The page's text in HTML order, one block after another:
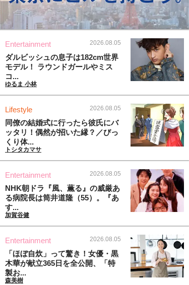
Entertainment 2026.08.05
ダルビッシュの息子は182cm世界
モデル！ ラウンドガールやミス
コ...
ゆるま 小林
Lifestyle 2026.08.05
同僚の結婚式に行ったら彼氏にバ
ッタリ！偶然が招いた縁？／びっ
くり体...
トシタカマサ
Entertainment 2026.08.05
NHK朝ドラ『風、薫る』の威厳あ
る病院長は筒井道隆（55）。『あ
す...
加賀谷健
Entertainment 2026.08.05
「ほぼ自炊」って驚き！女優・黒
木華が献立365日を全公開、「特
製お...
森美樹